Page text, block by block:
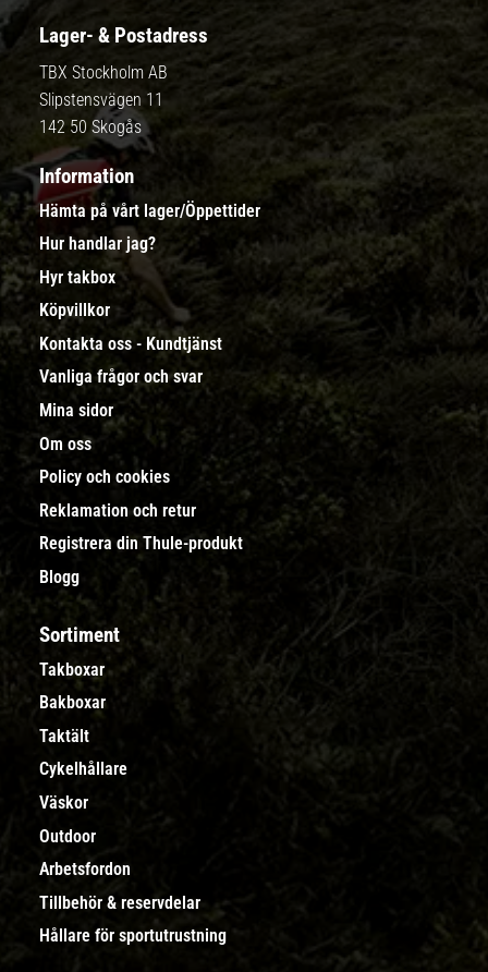
Lager- & Postadress
TBX Stockholm AB
Slipstensvägen 11
142 50 Skogås
Information
Hämta på vårt lager/Öppettider
Hur handlar jag?
Hyr takbox
Köpvillkor
Kontakta oss - Kundtjänst
Vanliga frågor och svar
Mina sidor
Om oss
Policy och cookies
Reklamation och retur
Registrera din Thule-produkt
Blogg
Sortiment
Takboxar
Bakboxar
Taktält
Cykelhållare
Väskor
Outdoor
Arbetsfordon
Tillbehör & reservdelar
Hållare för sportutrustning